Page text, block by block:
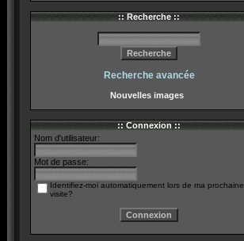
:: Recherche ::
Recherche avancée
Nouvelles images
:: Connexion ::
Nom d'utilisateur:
Mot de passe:
Identifiez-moi automatiquement lors de ma prochaine
visite?